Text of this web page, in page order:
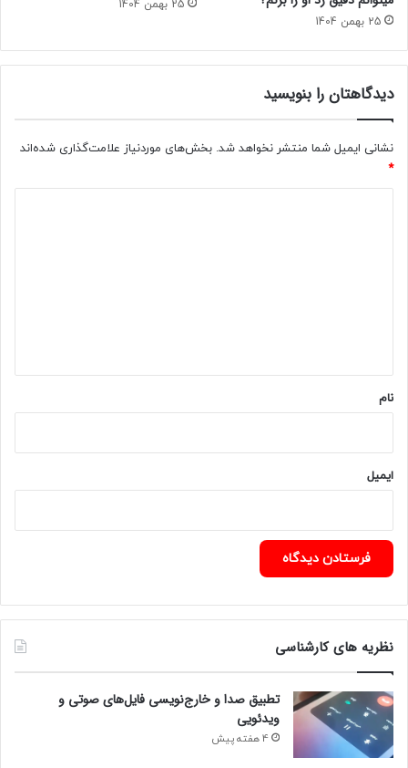
25 بهمن 1404
25 بهمن 1404
دیدگاهتان را بنویسید
نشانی ایمیل شما منتشر نخواهد شد. بخش‌های موردنیاز علامت‌گذاری شده‌اند
*
نام
ایمیل
نظریه های کارشناسی
تطبیق صدا و خارج‌نویسی فایل‌های صوتی و
ویدئویی
4 هفته پیش